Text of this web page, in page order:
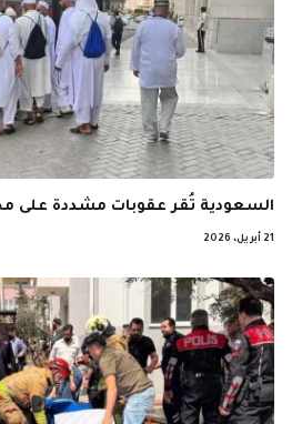
السعودية تُقر عقوبات مشددة على
21 أبريل، 2026